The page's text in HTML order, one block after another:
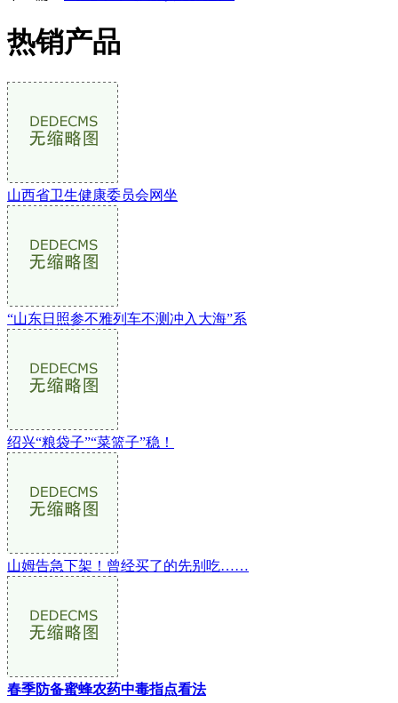
热销产品
山西省卫生健康委员会网坐
“山东日照参不雅列车不测冲入大海”系
绍兴“粮袋子”“菜篮子”稳！
山姆告急下架！曾经买了的先别吃……
春季防备蜜蜂农药中毒指点看法